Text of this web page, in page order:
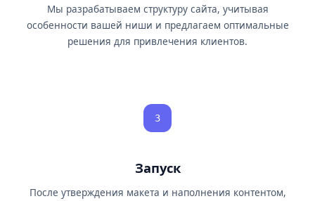
Мы разрабатываем структуру сайта, учитывая
особенности вашей ниши и предлагаем оптимальные
решения для привлечения клиентов.
3
Запуск
После утверждения макета и наполнения контентом,